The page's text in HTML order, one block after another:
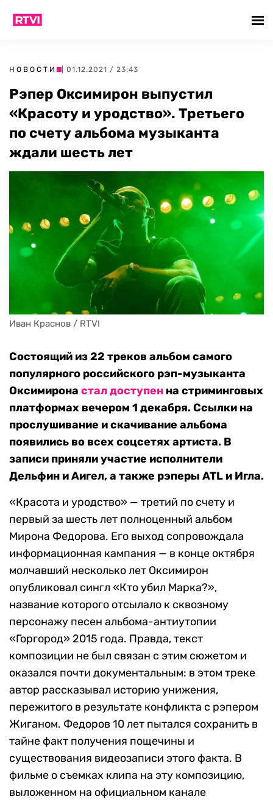
НОВОСТИ | 01.12.2021 / 23:43
Рэпер Оксимирон выпустил
«Красоту и уродство». Третьего
по счету альбома музыканта
ждали шесть лет
Иван Краснов / RTVI
Состоящий из 22 треков альбом самого
популярного российского рэп-музыканта
Оксимирона стал доступен на стриминговых
платформах вечером 1 декабря. Ссылки на
прослушивание и скачивание альбома
появились во всех соцсетях артиста. В
записи приняли участие исполнители
Дельфин и Аигел, а также рэперы ATL и Игла.
«Красота и уродство» — третий по счету и
первый за шесть лет полноценный альбом
Мирона Федорова. Его выход сопровождала
информационная кампания — в конце октября
молчавший несколько лет Оксимирон
опубликовал сингл «Кто убил Марка?»,
название которого отсылало к сквозному
персонажу песен альбома-антиутопии
«Горгород» 2015 года. Правда, текст
композиции не был связан с этим сюжетом и
оказался почти документальным: в этом треке
автор рассказывал историю унижения,
пережитого в результате конфликта с рэпером
Жиганом. Федоров 10 лет пытался сохранить в
тайне факт получения пощечины и
существования видеозаписи этого факта. В
фильме о съемках клипа на эту композицию,
выложенном на официальном канале